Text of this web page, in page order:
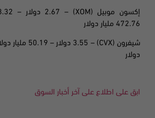
إكسون موبيل(XOM) – 2.67 دولار – 88.32
472.76 مليار دولار
شيفرون(CVX) – 3.55 دولار – 50.19
دولار
ابق على اطلاع على آخر أخبار السوق